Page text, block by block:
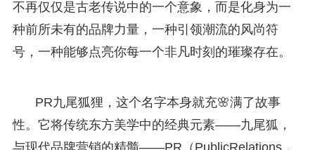
不再仅仅是古老传说中的一个意象，而是化身为一
种前所未有的品牌力量，一种引领潮流的风尚符
号，一种能够点亮你每一个非凡时刻的璀璨存在。
PR九尾狐狸，这个名字本身就充🌸满了故事
性。它将传统东方美学中的经典元素——九尾狐，
与现代品牌营销的精髓——PR（PublicRelations，